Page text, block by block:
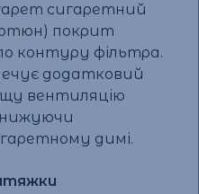
сигаретний
покрит
контуру фільтра.
додатковий
вентиляцію
димі.